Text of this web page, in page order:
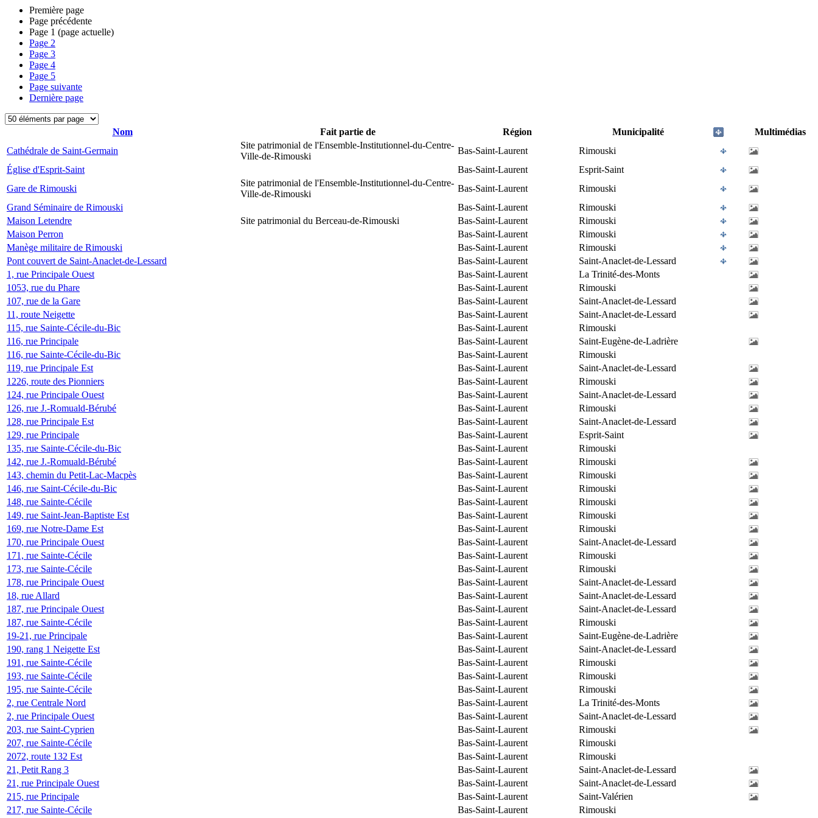
Première page
Page précédente
Page 1 (page actuelle)
Page 2
Page 3
Page 4
Page 5
Page suivante
Dernière page
Nom Fait partie de Région Municipalité
Multimédias
Cathédrale de Saint-Germain
Site patrimonial de l'Ensemble-Institutionnel-du-Centre-
Ville-de-Rimouski
Bas-Saint-Laurent
Rimouski
Église d'Esprit-Saint
Bas-Saint-Laurent
Esprit-Saint
Gare de Rimouski
Site patrimonial de l'Ensemble-Institutionnel-du-Centre-
Ville-de-Rimouski
Bas-Saint-Laurent
Rimouski
Grand Séminaire de Rimouski
Bas-Saint-Laurent
Rimouski
Maison Letendre
Site patrimonial du Berceau-de-Rimouski Bas-Saint-Laurent
Rimouski
Maison Perron
Bas-Saint-Laurent
Rimouski
Manège militaire de Rimouski
Bas-Saint-Laurent
Rimouski
Pont couvert de Saint-Anaclet-de-Lessard
Bas-Saint-Laurent
Saint-Anaclet-de-Lessard
1, rue Principale Ouest
Bas-Saint-Laurent
La Trinité-des-Monts
1053, rue du Phare
Bas-Saint-Laurent
Rimouski
107, rue de la Gare
Bas-Saint-Laurent
Saint-Anaclet-de-Lessard
11, route Neigette
Bas-Saint-Laurent
Saint-Anaclet-de-Lessard
115, rue Sainte-Cécile-du-Bic
Bas-Saint-Laurent
Rimouski
116, rue Principale
Bas-Saint-Laurent
Saint-Eugène-de-Ladrière
116, rue Sainte-Cécile-du-Bic
Bas-Saint-Laurent
Rimouski
119, rue Principale Est
Bas-Saint-Laurent
Saint-Anaclet-de-Lessard
1226, route des Pionniers
Bas-Saint-Laurent
Rimouski
124, rue Principale Ouest
Bas-Saint-Laurent
Saint-Anaclet-de-Lessard
126, rue J.-Romuald-Bérubé
Bas-Saint-Laurent
Rimouski
128, rue Principale Est
Bas-Saint-Laurent
Saint-Anaclet-de-Lessard
129, rue Principale
Bas-Saint-Laurent
Esprit-Saint
135, rue Sainte-Cécile-du-Bic
Bas-Saint-Laurent
Rimouski
142, rue J.-Romuald-Bérubé
Bas-Saint-Laurent
Rimouski
143, chemin du Petit-Lac-Macpès
Bas-Saint-Laurent
Rimouski
146, rue Saint-Cécile-du-Bic
Bas-Saint-Laurent
Rimouski
148, rue Sainte-Cécile
Bas-Saint-Laurent
Rimouski
149, rue Saint-Jean-Baptiste Est
Bas-Saint-Laurent
Rimouski
169, rue Notre-Dame Est
Bas-Saint-Laurent
Rimouski
170, rue Principale Ouest
Bas-Saint-Laurent
Saint-Anaclet-de-Lessard
171, rue Sainte-Cécile
Bas-Saint-Laurent
Rimouski
173, rue Sainte-Cécile
Bas-Saint-Laurent
Rimouski
178, rue Principale Ouest
Bas-Saint-Laurent
Saint-Anaclet-de-Lessard
18, rue Allard
Bas-Saint-Laurent
Saint-Anaclet-de-Lessard
187, rue Principale Ouest
Bas-Saint-Laurent
Saint-Anaclet-de-Lessard
187, rue Sainte-Cécile
Bas-Saint-Laurent
Rimouski
19-21, rue Principale
Bas-Saint-Laurent
Saint-Eugène-de-Ladrière
190, rang 1 Neigette Est
Bas-Saint-Laurent
Saint-Anaclet-de-Lessard
191, rue Sainte-Cécile
Bas-Saint-Laurent
Rimouski
193, rue Sainte-Cécile
Bas-Saint-Laurent
Rimouski
195, rue Sainte-Cécile
Bas-Saint-Laurent
Rimouski
2, rue Centrale Nord
Bas-Saint-Laurent
La Trinité-des-Monts
2, rue Principale Ouest
Bas-Saint-Laurent
Saint-Anaclet-de-Lessard
203, rue Saint-Cyprien
Bas-Saint-Laurent
Rimouski
207, rue Sainte-Cécile
Bas-Saint-Laurent
Rimouski
2072, route 132 Est
Bas-Saint-Laurent
Rimouski
21, Petit Rang 3
Bas-Saint-Laurent
Saint-Anaclet-de-Lessard
21, rue Principale Ouest
Bas-Saint-Laurent
Saint-Anaclet-de-Lessard
215, rue Principale
Bas-Saint-Laurent
Saint-Valérien
217, rue Sainte-Cécile
Bas-Saint-Laurent Rimouski